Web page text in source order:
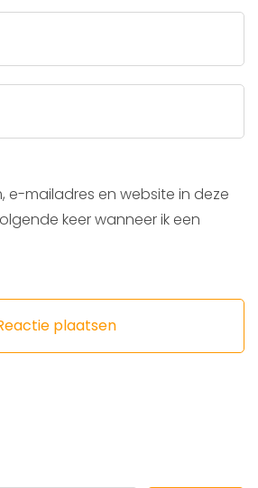
e-mailadres en website in deze
keer wanneer ik een